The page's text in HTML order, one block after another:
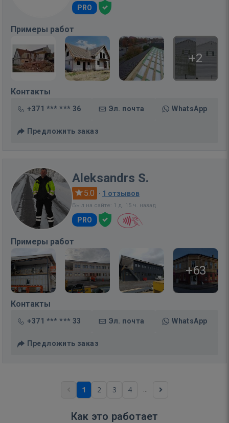
PRO
Примеры работ
+2
Контакты
+371 *** *** 36 Эл. почта WhatsApp
Предложить заказ
Aleksandrs S.
5.0 · 1 отзывов
Был на сайте: 1 д. 15 ч. назад
PRO
Примеры работ
+63
Контакты
+371 *** *** 33 Эл. почта WhatsApp
Предложить заказ
1 2 3 4 ...
Как это работает